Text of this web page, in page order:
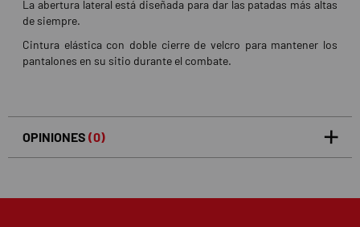
La abertura lateral está diseñada para dar las patadas más altas
de siempre.
Cintura elástica con doble cierre de velcro para mantener los
pantalones en su sitio durante el combate.
OPINIONES (0)
5
4
0%